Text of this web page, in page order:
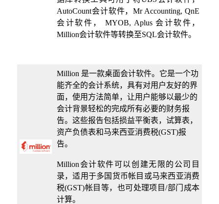
AutoCount会计软件，Mr Accounting, QnE
会计软件， MYOB, Aplus 会计软件，
Million会计软件等转换至SQL会计软件。
Million 是一款桌面会计软件。它是一个功
能齐全的会计系统，具有对用户友好的界
面，使用方法简单，让用户能够以最少的
会计背景轻松的完成所有必要的财务报
告。这些报告包括损益平衡表，试算表，
资产负债表和马来西亚消费税(GST)报
告。
Million会计软件可以创建无限的公司目
录，适用于多国货币帐目或马来西亚消费
税(GST)帐目等，也可处理项目/部门成本
计算。